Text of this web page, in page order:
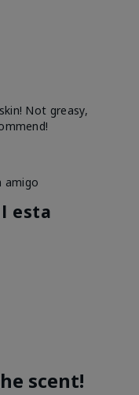
Not greasy,
amigo
esta
scent!